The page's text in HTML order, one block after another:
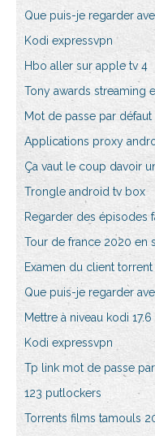
Que puis-je regarder
Kodi expressvpn
Hbo aller sur apple tv 4
Tony awards streaming
Mot de passe par
Applications proxy
Ça vaut le coup davoir
Trongle android tv box
Regarder des épisodes
Tour de france 2020 en
Examen du client torrent
Que puis-je regarder
Mettre à niveau kodi
Kodi expressvpn
Tp link mot de passe
123 putlockers
Torrents films tamouls